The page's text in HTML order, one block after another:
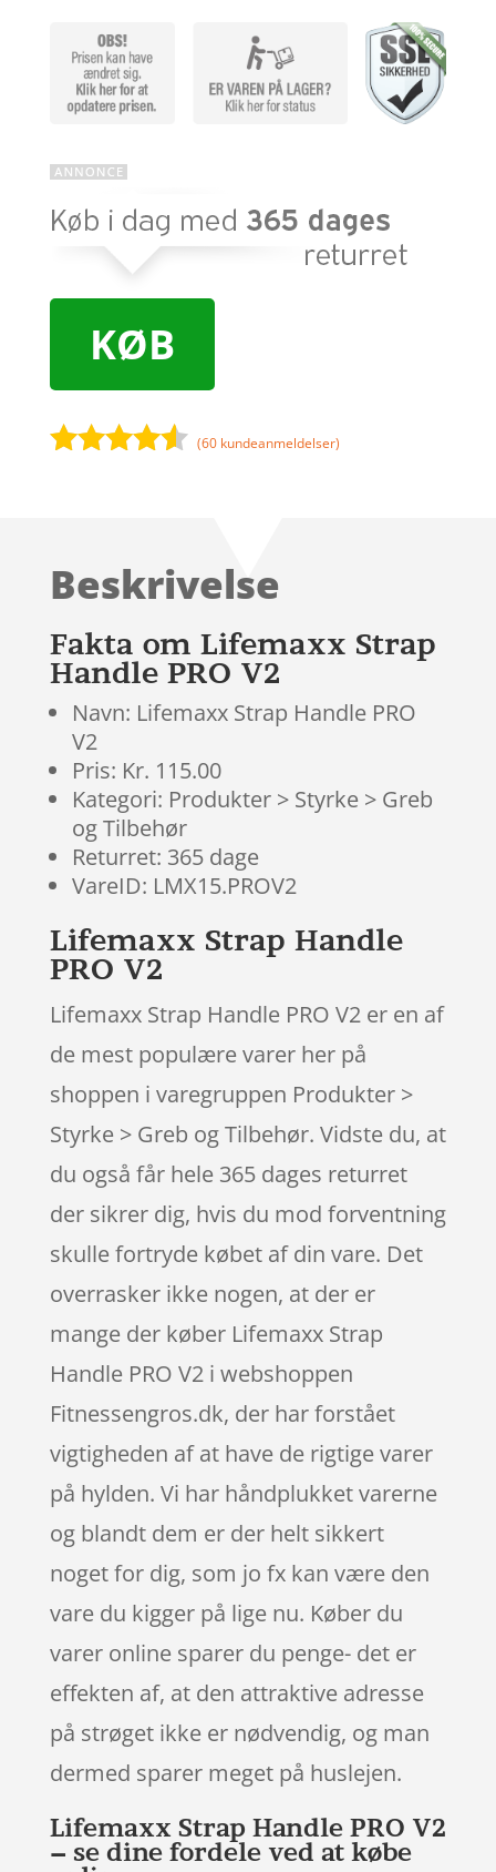
KØB
på
mmelser
(60 kundeanmeldelser)
Beskrivelse
Fakta om Lifemaxx Strap
Handle PRO V2
Navn: Lifemaxx Strap Handle PRO
V2
Pris: Kr. 115.00
Kategori: Produkter > Styrke > Greb
og Tilbehør
Returret: 365 dage
VareID: LMX15.PROV2
Lifemaxx Strap Handle
PRO V2
Lifemaxx Strap Handle PRO V2 er en af
de mest populære varer her på
shoppen i varegruppen Produkter >
Styrke > Greb og Tilbehør. Vidste du, at
du også får hele 365 dages returret
der sikrer dig, hvis du mod forventning
skulle fortryde købet af din vare. Det
overrasker ikke nogen, at der er
mange der køber Lifemaxx Strap
Handle PRO V2 i webshoppen
Fitnessengros.dk, der har forstået
vigtigheden af at have de rigtige varer
på hylden. Vi har håndplukket varerne
og blandt dem er der helt sikkert
noget for dig, som jo fx kan være den
vare du kigger på lige nu. Køber du
varer online sparer du penge- det er
effekten af, at den attraktive adresse
på strøget ikke er nødvendig, og man
dermed sparer meget på huslejen.
Lifemaxx Strap Handle PRO V2
– se dine fordele ved at købe